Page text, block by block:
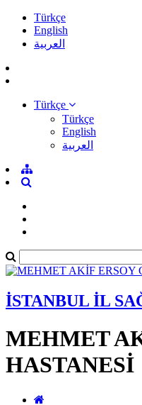
Türkçe
English
العربية
Türkçe
Türkçe
English
العربية
İSTANBUL İL
MEHMET
HASTANESİ